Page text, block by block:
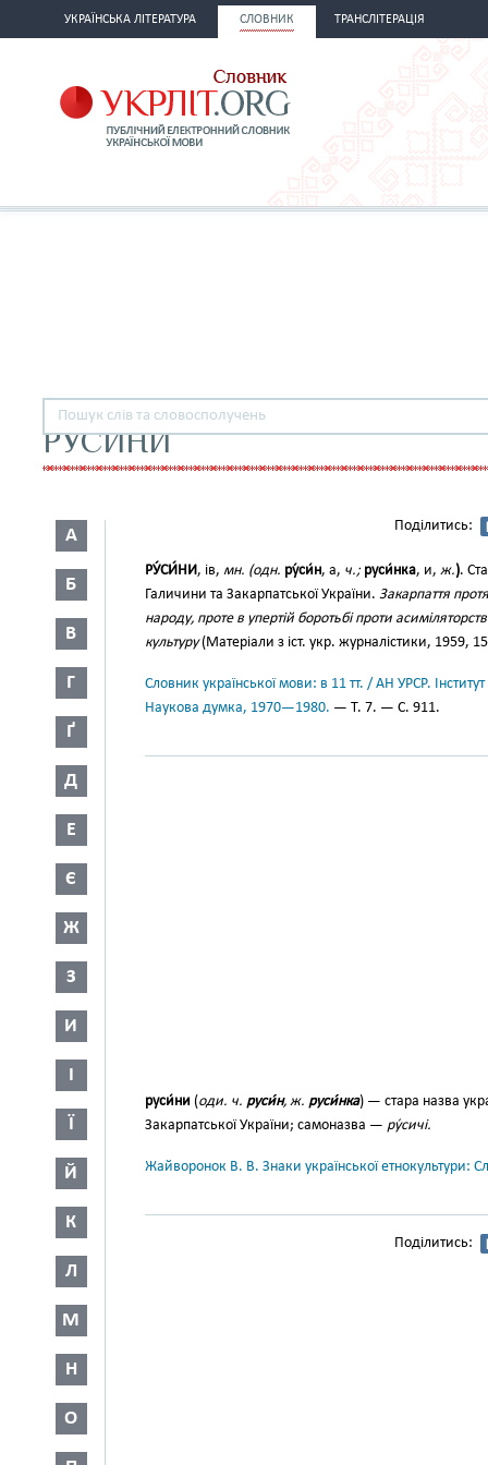
УКРАЇНСЬКА ЛІТЕРАТУРА СЛОВНИК ТРАНСЛІТЕРАЦІЯ
РУСИНИ
А
Б
В
Г
Ґ
Д
Е
Є
Ж
З
И
І
Ї
Й
К
Л
М
Н
О
Поділитись:
РУ́СИ́НИ, ів, мн. (одн. ру́си́н, а, ч.; руси́нка, и, ж.).
Галичини та Закарпатської України. Закарпаття
народу, проте в упертій боротьбі проти
культуру(Матеріали з іст. укр. журналістики, 1959,
Словник української мови: в 11 тт. / АН УРСР.
Наукова думка, 1970—1980. — Т. 7. — С. 911.
руси́ни (оди. ч. руси́н, ж. руси́н­ка) — стара назва
Закарпатської України; само­назва — ру́сичі.
Жайворонок В. В. Знаки української етнокультури:
Поділитись: